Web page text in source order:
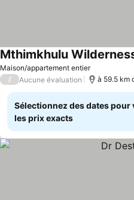
Maison/appartement entier
Mthimkhulu
/ Aucune évaluation à 59.5 km
Sélectionnez des dates pour
les prix exacts